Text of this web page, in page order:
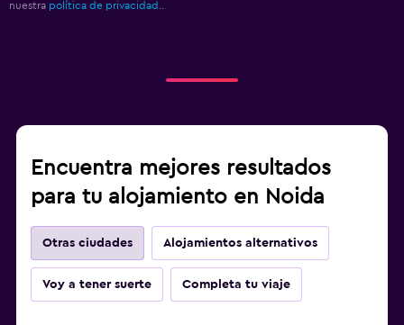
nuestra política de privacidad.
Encuentra mejores resultados
para tu alojamiento en Noida
Otras ciudades Alojamientos alternativos
Voy a tener suerte Completa tu viaje